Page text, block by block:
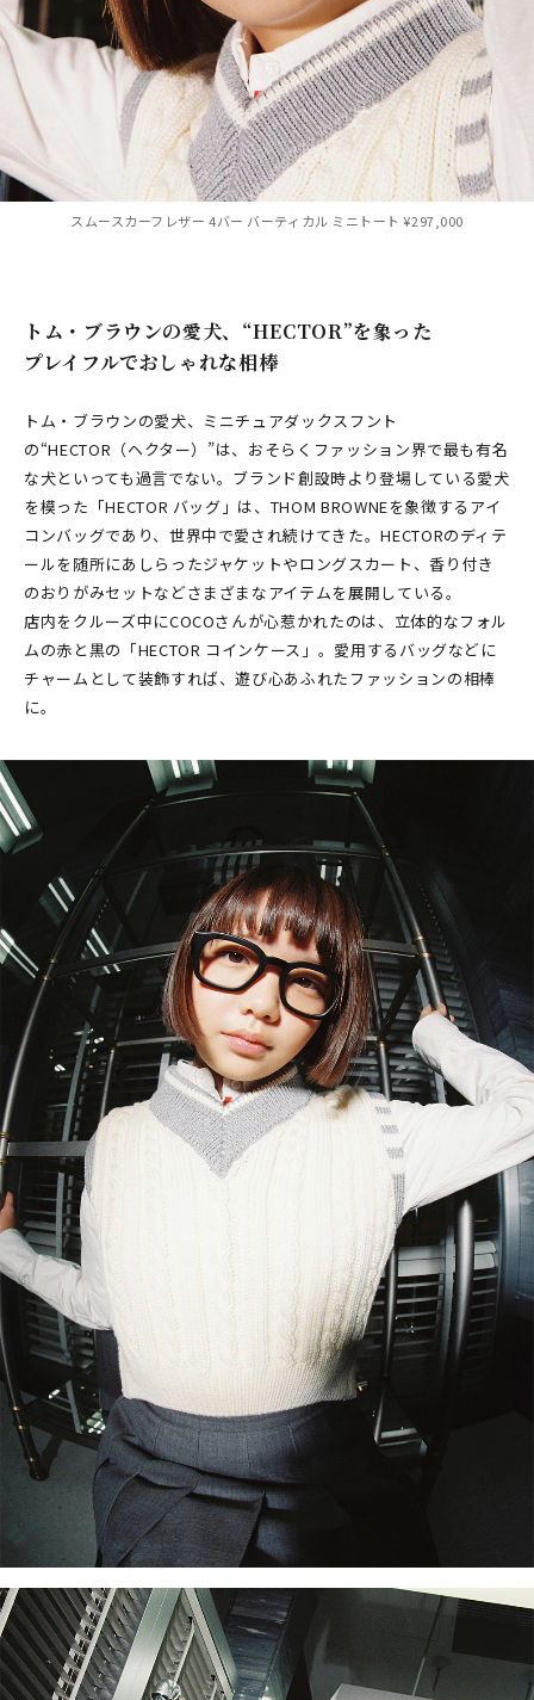
スムースカーフレザー 4バー バーティカル ミニトート ¥297,000
トム・ブラウンの愛犬、“HECTOR”を象った
プレイフルでおしゃれな相棒
トム・ブラウンの愛犬、ミニチュアダックスフント
の“HECTOR（ヘクター）”は、おそらくファッション界で最も有名
な犬といっても過言でない。ブランド創設時より登場している愛犬
を模った「HECTOR バッグ」は、THOM BROWNEを象徴するアイ
コンバッグであり、世界中で愛され続けてきた。HECTORのディテ
ールを随所にあしらったジャケットやロングスカート、香り付き
のおりがみセットなどさまざまなアイテムを展開している。
店内をクルーズ中にCOCOさんが心惹かれたのは、立体的なフォル
ムの赤と黒の「HECTOR コインケース」。愛用するバッグなどに
チャームとして装飾すれば、遊び心あふれたファッションの相棒
に。